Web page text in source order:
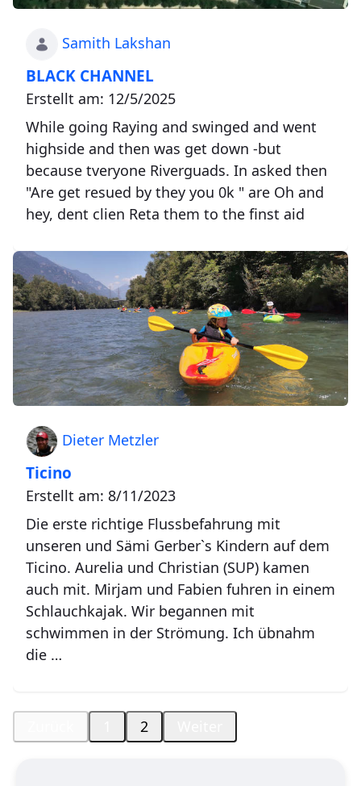
Samith Lakshan
BLACK CHANNEL
Erstellt am: 12/5/2025
While going Raying and swinged and went
highside and then was get down -but
because tveryone Riverguads. In asked then
"Are get resued by they you 0k " are Oh and
hey, dent clien Reta them to the finst aid
Dieter Metzler
Ticino
Erstellt am: 8/11/2023
Die erste richtige Flussbefahrung mit
unseren und Sämi Gerber`s Kindern auf dem
Ticino. Aurelia und Christian (SUP) kamen
auch mit. Mirjam und Fabien fuhren in einem
Schlauchkajak. Wir begannen mit
schwimmen in der Strömung. Ich übnahm
die …
2